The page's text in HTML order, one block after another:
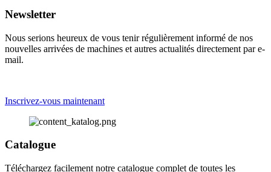
Newsletter
Nous serions heureux de vous tenir régulièrement informé de nos
nouvelles arrivées de machines et autres actualités directement par e-
mail.
Inscrivez-vous maintenant
Catalogue
Téléchargez facilement notre catalogue complet de toutes les